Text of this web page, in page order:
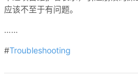
应该不至于有问题。
……
#Troubleshooting